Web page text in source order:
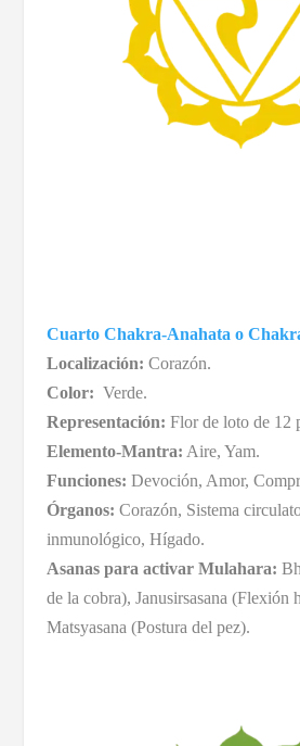
Cuarto Chakra-Anahata o
Localización: Corazón.
Color: Verde.
Representación: Flor de loto de 12
Elemento-Mantra: Aire, Yam.
Funciones: Devoción, Amor,
Órganos: Corazón, Sistema
inmunológico, Hígado.
Asanas para activar Mulahara:
de la cobra), Janusirsasana (Flexión
Matsyasana (Postura del pez).